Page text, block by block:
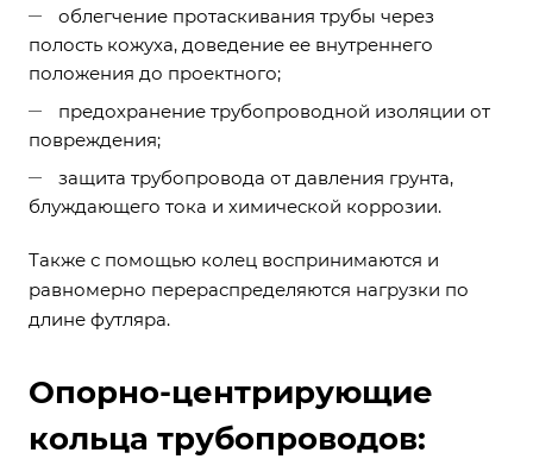
облегчение протаскивания трубы через
полость кожуха, доведение ее внутреннего
положения до проектного;
предохранение трубопроводной изоляции от
повреждения;
защита трубопровода от давления грунта,
блуждающего тока и химической коррозии.
Также с помощью колец воспринимаются и
равномерно перераспределяются нагрузки по
длине футляра.
Опорно-центрирующие
кольца трубопроводов: